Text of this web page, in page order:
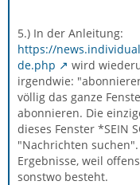
5.) In der Anleitung:
https://
de.php
wird
irgendwie:
völlig das ganze
abonnieren. Die
dieses Fenster *SEIN
"Nachrichten
Ergebnisse, weil
sonstwo besteht.